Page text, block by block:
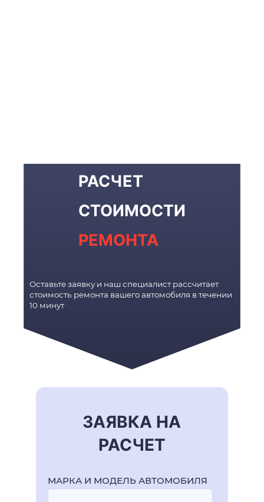
РАСЧЕТ
СТОИМОСТИ
РЕМОНТА
Оставьте заявку и наш специалист рассчитает
стоимость ремонта вашего автомобиля в течении
10 минут
ЗАЯВКА НА
РАСЧЕТ
МАРКА И МОДЕЛЬ АВТОМОБИЛЯ